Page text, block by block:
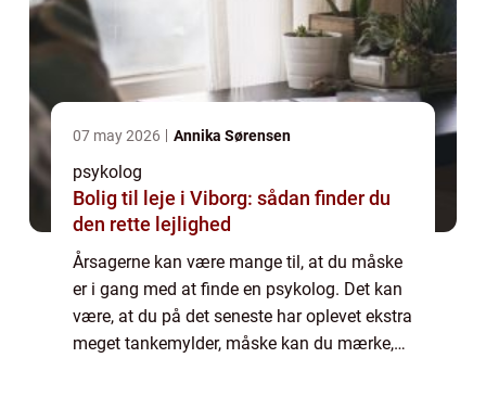
07 may 2026 Annika Sørensen
psykolog
Bolig til leje i Viborg: sådan finder du
den rette lejlighed
Årsagerne kan være mange til, at du måske
er i gang med at finde en psykolog. Det kan
være, at du på det seneste har oplevet ekstra
meget tankemylder, måske kan du mærke,